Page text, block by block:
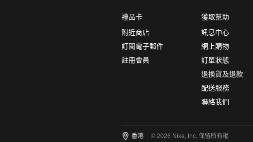
禮品卡
附近商店
訂閱電子郵件
註冊會員
獲取幫助
訊息中心
網上購物
訂單狀態
退換貨及退款
配送服務
聯絡我們
香港 © 2026 Nike, Inc. 保留所有權